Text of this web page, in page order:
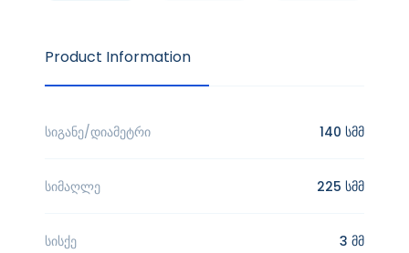
Product Information
სიგანე/დიამეტრი 140 სმმ
სიმაღლე 225 სმმ
სისქე 3 მმ